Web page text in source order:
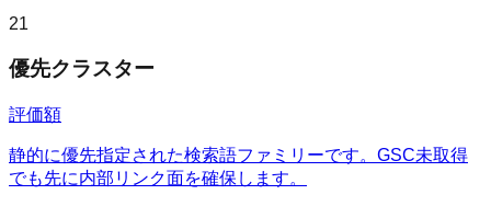
21
優先クラスター
評価額
静的に優先指定された検索語ファミリーです。GSC未取得
でも先に内部リンク面を確保します。